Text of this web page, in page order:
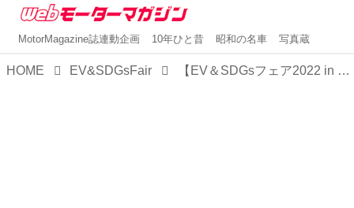
MotorMagazine誌連動企画 10年ひと昔 昭和の名車 写真蔵
HOME EV&SDGsFair 【EV＆SDGsフェア2022 in CHIBA開催レポート】BEVやPHEVなど最新の電動化モデル11車種が、イオンモール幕張新都心に集結した